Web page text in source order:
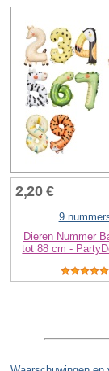
2,20 €
9
Dieren Nummer
tot 88 cm -